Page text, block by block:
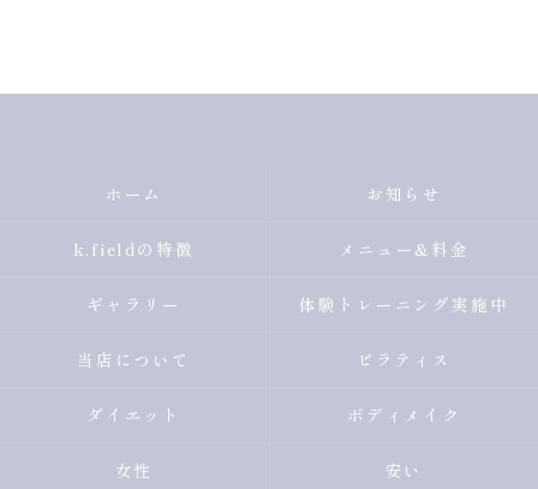
ホーム お知らせ
k.fieldの特徴 メニュー&料金
ギャラリー 体験トレーニング実施中
当店について ピラティス
ダイエット ボディメイク
女性 安い